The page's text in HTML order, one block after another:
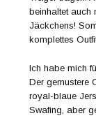
beinhaltet auch
Jäckchens!
komplettes
Ich habe mich
Der gemustere
royal-blaue
Swafing, aber